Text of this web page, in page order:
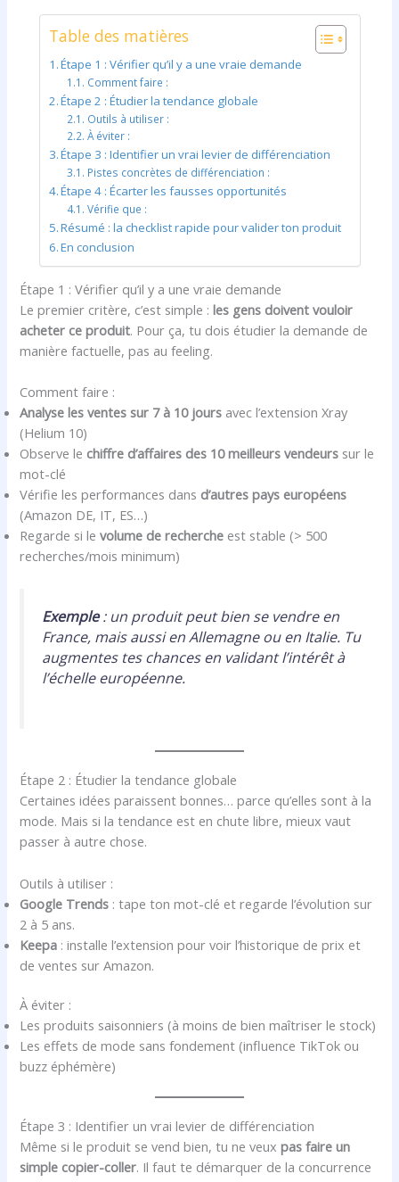
Table des matières
Étape 1 : Vérifier qu’il y a une vraie demande
Comment faire :
Étape 2 : Étudier la tendance globale
Outils à utiliser :
À éviter :
Étape 3 : Identifier un vrai levier de différenciation
Pistes concrètes de différenciation :
Étape 4 : Écarter les fausses opportunités
Vérifie que :
Résumé : la checklist rapide pour valider ton produit
En conclusion
Étape 1 : Vérifier qu’il y a une vraie demande
Le premier critère, c’est simple :les gens doivent vouloir
acheter ce produit. Pour ça, tu dois étudier la demande de
manière factuelle, pas au feeling.
Comment faire :
Analyse les ventes sur 7 à 10 jours avec l’extension Xray
(Helium 10)
Observe le chiffre d’affaires des 10 meilleurs vendeurs sur le
mot-clé
Vérifie les performances dans d’autres pays européens
(Amazon DE, IT, ES…)
Regarde si levolume de recherche est stable (> 500
recherches/mois minimum)
Exemple: un produit peut bien se vendre en
France, mais aussi en Allemagne ou en Italie. Tu
augmentes tes chances en validant l’intérêt à
l’échelle européenne.
Étape 2 : Étudier la tendance globale
Certaines idées paraissent bonnes… parce qu’elles sont à la
mode. Mais si la tendance est en chute libre, mieux vaut
passer à autre chose.
Outils à utiliser :
Google Trends : tape ton mot-clé et regarde l’évolution sur
2 à 5 ans.
Keepa : installe l’extension pour voir l’historique de prix et
de ventes sur Amazon.
À éviter :
Les produits saisonniers (à moins de bien maîtriser le stock)
Les effets de mode sans fondement (influence TikTok ou
buzz éphémère)
Étape 3 : Identifier un vrai levier de différenciation
Même si le produit se vend bien, tu ne veuxpas faire un
simple copier-coller. Il faut te démarquer de la concurrence